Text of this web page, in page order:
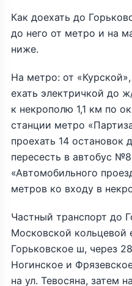
Как доехать до
до него от метро и на
ниже.
На метро: от
ехать электричкой до
к некрополю 1,1 км по
станции метро
проехать 14 остановок
пересесть в автобус
«Автомобильного
метров ко входу в
Частный транспорт до
Московской кольцевой
Горьковское ш, через
Ногинское и
на ул. Тевосяна, затем